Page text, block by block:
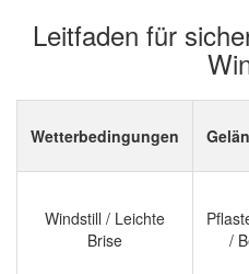
Leitfaden für
Wetterbedingungen
Windstill / Leichte
Brise
/